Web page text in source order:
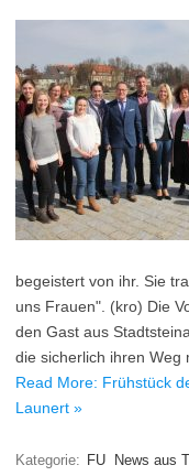
begeistert von ihr. Sie
uns Frauen". (kro) Die
den Gast aus
die sicherlich ihren
Read More: Frühstück
Launert »
Kategorie: FU News aus